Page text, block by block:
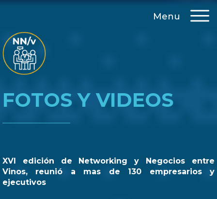
Menu
FOTOS Y VIDEOS
XVI edición de Networking y Negocios entre
Vinos, reunió a mas de 130 empresarios y
ejecutivos